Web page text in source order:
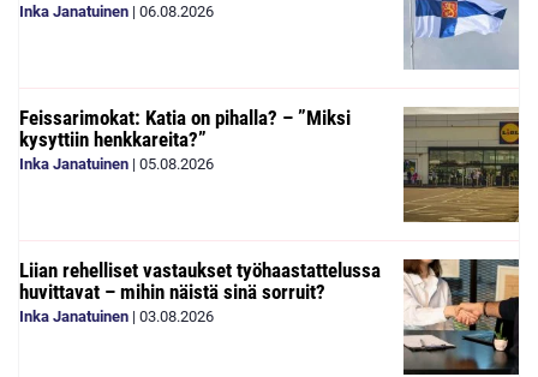
Inka Janatuinen | 06.08.2026
Feissarimokat: Katia on pihalla? – ”Miksi
kysyttiin henkkareita?”
Inka Janatuinen | 05.08.2026
Liian rehelliset vastaukset työhaastattelussa
huvittavat – mihin näistä sinä sorruit?
Inka Janatuinen | 03.08.2026